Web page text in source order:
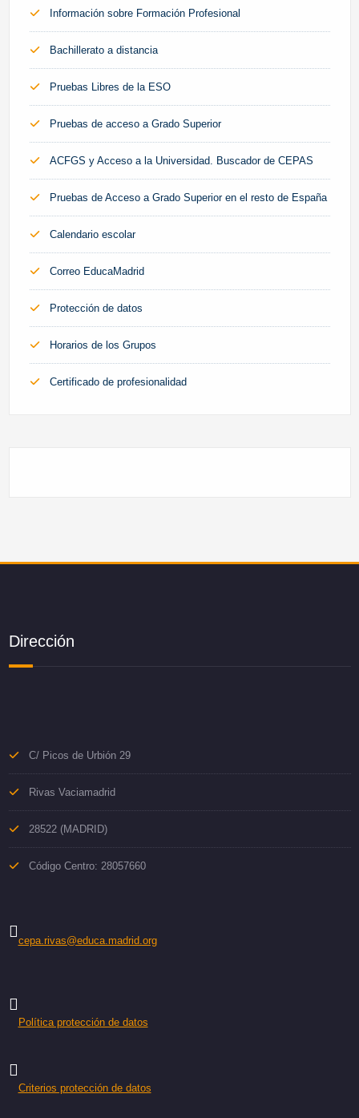
Información sobre Formación Profesional
Bachillerato a distancia
Pruebas Libres de la ESO
Pruebas de acceso a Grado Superior
ACFGS y Acceso a la Universidad. Buscador de CEPAS
Pruebas de Acceso a Grado Superior en el resto de España
Calendario escolar
Correo EducaMadrid
Protección de datos
Horarios de los Grupos
Certificado de profesionalidad
Dirección
C/ Picos de Urbión 29
Rivas Vaciamadrid
28522 (MADRID)
Código Centro: 28057660
cepa.rivas@educa.madrid.org
Política protección de datos
Criterios protección de datos